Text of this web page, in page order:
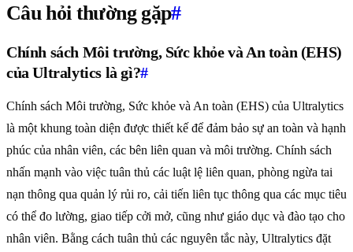
Câu hỏi thường gặp#
Chính sách Môi trường, Sức khỏe và An toàn (EHS)
của Ultralytics là gì?#
Chính sách Môi trường, Sức khỏe và An toàn (EHS) của Ultralytics
là một khung toàn diện được thiết kế để đảm bảo sự an toàn và hạnh
phúc của nhân viên, các bên liên quan và môi trường. Chính sách
nhấn mạnh vào việc tuân thủ các luật lệ liên quan, phòng ngừa tai
nạn thông qua quản lý rủi ro, cải tiến liên tục thông qua các mục tiêu
có thể đo lường, giao tiếp cởi mở, cũng như giáo dục và đào tạo cho
nhân viên. Bằng cách tuân thủ các nguyên tắc này, Ultralytics đặt